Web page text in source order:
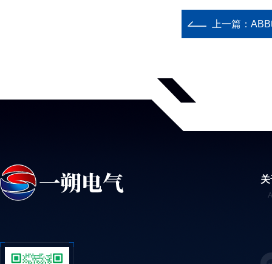
上一篇：